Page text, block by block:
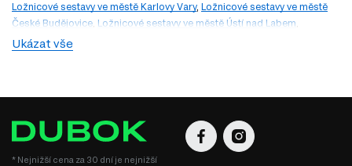
Ložnicové sestavy ve městě Karlovy Vary, Ložnicové sestavy ve městě
České Budějovice Ložnicové sestavy ve městě Ústí nad Labem
Ložnicové sestavy ve městě Liberec
Ukázat vše
* Nejnižší cena za 30 dní je nejnižší